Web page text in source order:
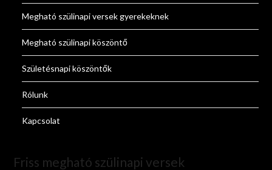
Megható szülinapi versek gyerekeknek
Megható szülinapi köszöntő
Születésnapi köszöntők
Rólunk
Kapcsolat
Friss megható szülinapi versek